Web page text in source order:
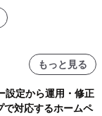
もっと見る
設定から運用・修正
で対応するホームペ